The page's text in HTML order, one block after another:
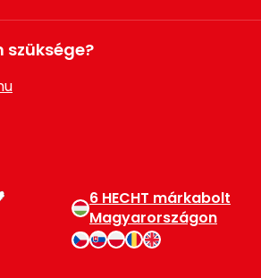
szüksége?
6 HECHT márkabolt
Magyarországon